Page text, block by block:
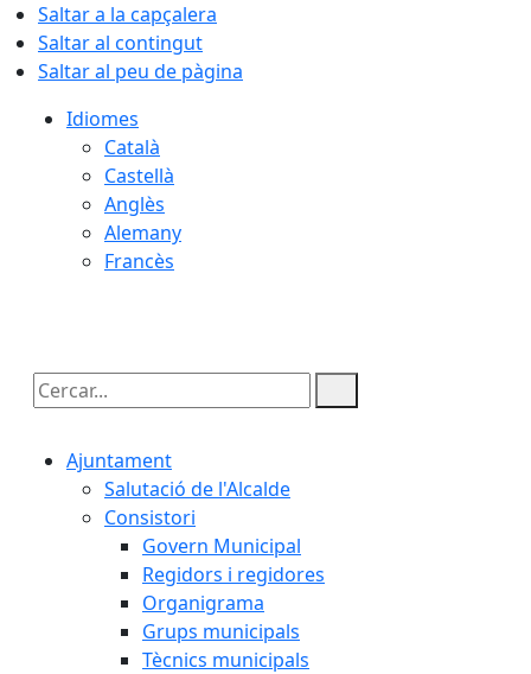
Saltar a la capçalera
Saltar al contingut
Saltar al peu de pàgina
Idiomes
Català
Castellà
Anglès
Alemany
Francès
Cercar:
Ajuntament
Salutació de l'Alcalde
Consistori
Govern Municipal
Regidors i regidores
Organigrama
Grups municipals
Tècnics municipals